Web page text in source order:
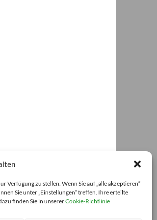
zu stellen. Wenn Sie auf „alle akzeptieren“
Sie unter „Einstellungen“ treffen. Ihre erteilte
finden Sie in unsererCookie-Richtlinie